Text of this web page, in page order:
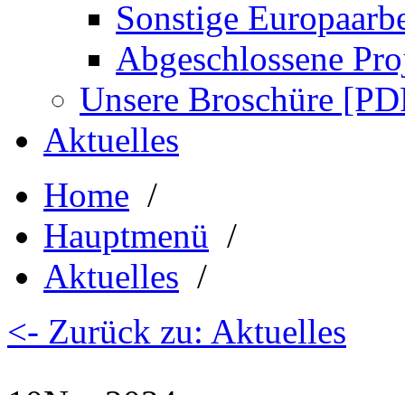
Sonstige
Abgeschlossene
Unsere Broschüre
Aktuelles
Home /
Hauptmenü /
Aktuelles /
<- Zurück zu: Aktuelles